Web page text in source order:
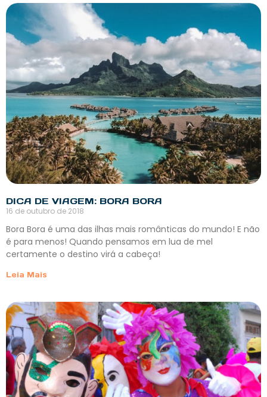
DICA DE VIAGEM: BORA BORA
16 de outubro de 2018
Bora Bora é uma das ilhas mais românticas do mundo! E não
é para menos! Quando pensamos em lua de mel
certamente o destino virá a cabeça!
Leia Mais